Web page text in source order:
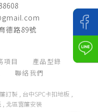
德路89號
項目
產品型錄
聯絡我們
訂製
台中SPC卡扣地板
北區窗簾安裝